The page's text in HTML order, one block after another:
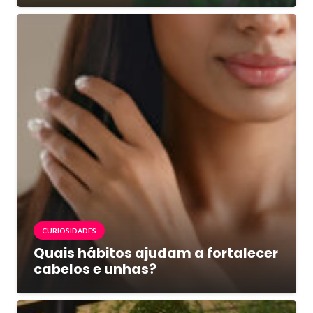
CURIOSIDADES
Quais hábitos ajudam a fortalecer
cabelos e unhas?